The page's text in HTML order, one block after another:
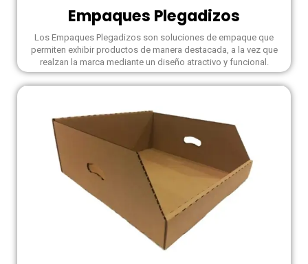
Empaques Plegadizos
Los Empaques Plegadizos son soluciones de empaque que
permiten exhibir productos de manera destacada, a la vez que
realzan la marca mediante un diseño atractivo y funcional.